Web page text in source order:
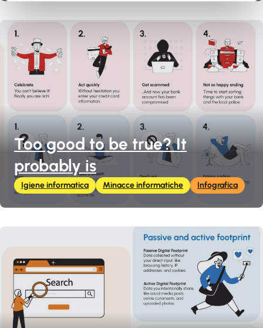
Too good to be true? It
probably is
Igiene informatica Minacce informatiche Infografica